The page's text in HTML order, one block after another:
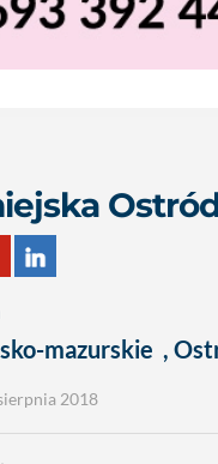
mazurskie ,
2018